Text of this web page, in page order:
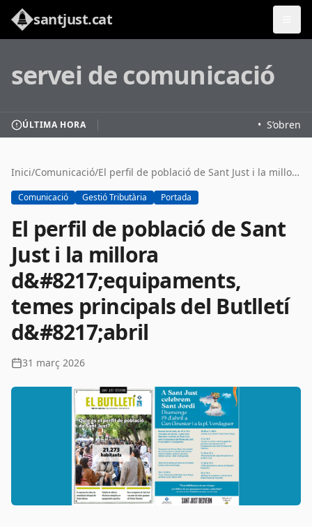
santjust.cat
servei de comunicació
ÚLTIMA HORA S’obren
Inici/Comunicació/ El perfil de població de Sant Just i la millora d&#8217;equipaments, temes principals del Butlletí d&#8217;abril
Comunicació Gestió Tributària Portada
El perfil de població de Sant
Just i la millora
d&#8217;equipaments,
temes principals del Butlletí
d&#8217;abril
31 març 2026